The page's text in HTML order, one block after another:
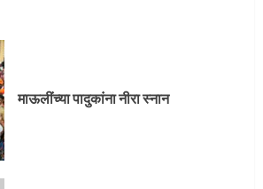
माऊलींच्या पादुकांना नीरा स्नान